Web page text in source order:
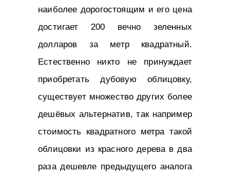
наиболее дорогостоящим и его цена
достигает 200 вечно зеленных
долларов за метр квадратный.
Естественно никто не принуждает
приобретать дубовую облицовку,
существует множество других более
дешёвых альтернатив, так например
стоимость квадратного метра такой
облицовки из красного дерева в два
раза дешевле предыдущего аналога